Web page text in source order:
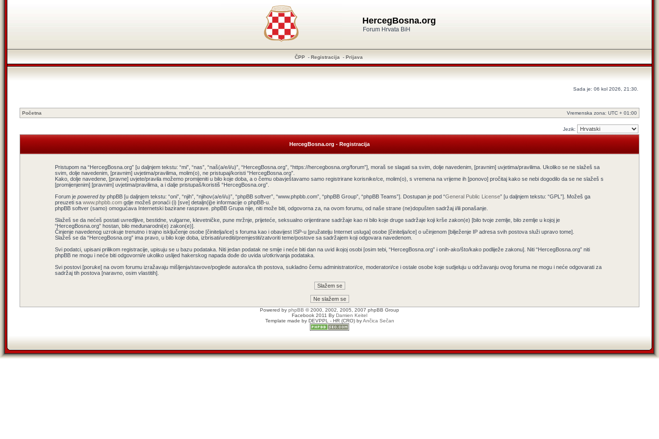
HercegBosna.org
Forum Hrvata BiH
ČPP - Registracija - Prijava
Sada je: 06 kol 2026, 21:30.
Početna Vremenska zona: UTC + 01:00
Jezik:
HercegBosna.org - Registracija
Pristupom na “HercegBosna.org” [u daljnjem tekstu: “mi”, “nas”, “naš(a/e/i/u)”, “HercegBosna.org”, “https://hercegbosna.org/forum”], moraš se slagati sa svim, dolje navedenim, [pravnim] uvjetima/pravilima. Ukoliko se ne slažeš sa
svim, dolje navedenim, [pravnim] uvjetima/pravilima, molim(o), ne pristupaj/koristi “HercegBosna.org”.
Kako, dolje navedene, [pravne] uvjete/pravila možemo promijeniti u bilo koje doba, a o čemu obavještavamo samo registrirane korisnike/ce, molim(o), s vremena na vrijeme ih [ponovo] pročitaj kako se nebi dogodilo da se ne slažeš s
[promijenjenim] [pravnim] uvjetima/pravilima, a i dalje pristupaš/koristiš “HercegBosna.org”.
Forum je powered by phpBB [u daljnjem tekstu: “oni”, “njih”, “njihov(a/e/i/u)”, “phpBB softver”, “www.phpbb.com”, “phpBB Group”, “phpBB Teams”]. Dostupan je pod “General Public License” [u daljnjem tekstu: “GPL”]. Možeš ga
preuzeti sa www.phpbb.com gdje možeš pronaći (i) [sve] detaljn(ij)e informacije o phpBB-u.
phpBB softver (samo) omogućava Internetski bazirane rasprave. phpBB Grupa nije, niti može biti, odgovorna za, na ovom forumu, od naše strane (ne)dopušten sadržaj i/ili ponašanje.
Slažeš se da nećeš postati uvredljive, bestidne, vulgarne, klevetničke, pune mržnje, prijeteće, seksualno orijentirane sadržaje kao ni bilo koje druge sadržaje koji krše zakon(e) [bilo tvoje zemlje, bilo zemlje u kojoj je
“HercegBosna.org” hostan, bilo međunarodni(e) zakon(e)].
Činjenje navedenog uzrokuje trenutno i trajno isključenje osobe [činitelja/ice] s foruma kao i obavijest ISP-u [pružatelju Internet usluga] osobe [činitelja/ice] o učinjenom [bilježenje IP adresa svih postova služi upravo tome].
Slažeš se da “HercegBosna.org” ima pravo, u bilo koje doba, izbrisati/urediti/premjestiti/zatvoriti teme/postove sa sadržajem koji odgovara navedenom.
Svi podatci, upisani prilikom registracije, upisuju se u bazu podataka. Niti jedan podatak ne smije i neće biti dan na uvid ikojoj osobi [osim tebi, “HercegBosna.org” i onih-ako/što/kako podliježe zakonu]. Niti “HercegBosna.org” niti
phpBB ne mogu i neće biti odgovorni/e ukoliko uslijed hakerskog napada dođe do uvida u/otkrivanja podataka.
Svi postovi [poruke] na ovom forumu izražavaju mišljenja/stavove/poglede autora/ica tih postova, sukladno čemu administratori/ce, moderatori/ce i ostale osobe koje sudjeluju u održavanju ovog foruma ne mogu i neće odgovarati za
sadržaj tih postova [naravno, osim vlastitih].
Powered by phpBB © 2000, 2002, 2005, 2007 phpBB Group
Facebook 2011 By Damien Keitel
Template made by DEVPPL - HR (CRO) byAnčica Sečan